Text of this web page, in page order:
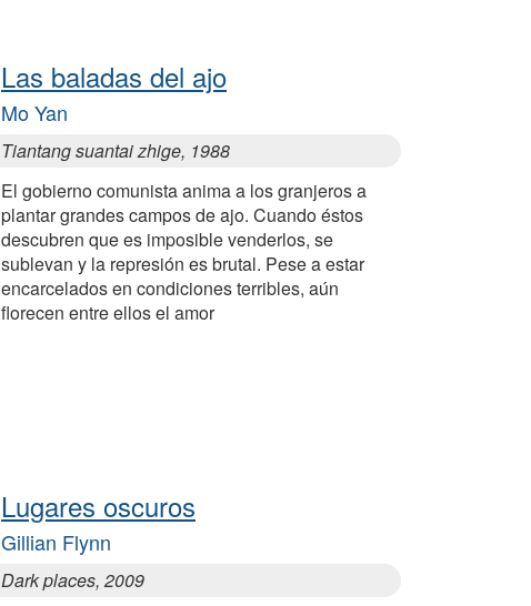
Las baladas del ajo
Mo Yan
Tiantang suantai zhige, 1988
El gobierno comunista anima a los granjeros a
plantar grandes campos de ajo. Cuando éstos
descubren que es imposible venderlos, se
sublevan y la represión es brutal. Pese a estar
encarcelados en condiciones terribles, aún
florecen entre ellos el amor
Lugares oscuros
Gillian Flynn
Dark places, 2009